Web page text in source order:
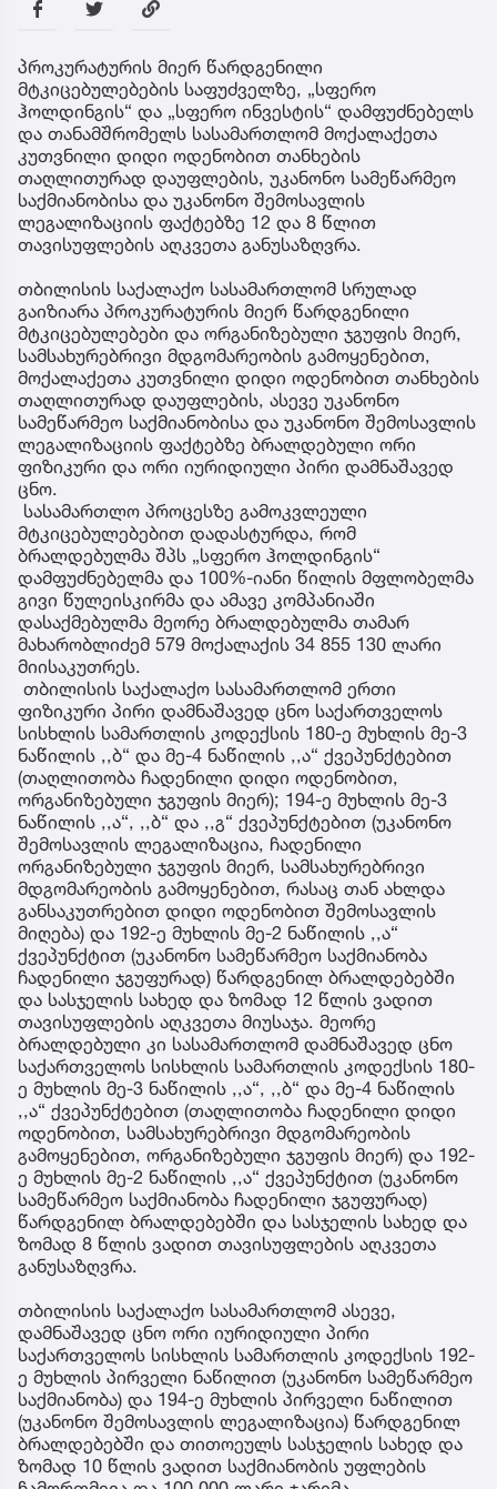
პროკურატურის მიერ წარდგენილი
მტკიცებულებების საფუძველზე, „სფერო
ჰოლდინგის“ და „სფერო ინვესტის“ დამფუძნებელს
და თანამშრომელს სასამართლომ მოქალაქეთა
კუთვნილი დიდი ოდენობით თანხების
თაღლითურად დაუფლების, უკანონო სამეწარმეო
საქმიანობისა და უკანონო შემოსავლის
ლეგალიზაციის ფაქტებზე 12 და 8 წლით
თავისუფლების აღკვეთა განუსაზღვრა.
თბილისის საქალაქო სასამართლომ სრულად
გაიზიარა პროკურატურის მიერ წარდგენილი
მტკიცებულებები და ორგანიზებული ჯგუფის მიერ,
სამსახურებრივი მდგომარეობის გამოყენებით,
მოქალაქეთა კუთვნილი დიდი ოდენობით თანხების
თაღლითურად დაუფლების, ასევე უკანონო
სამეწარმეო საქმიანობისა და უკანონო შემოსავლის
ლეგალიზაციის ფაქტებზე ბრალდებული ორი
ფიზიკური და ორი იურიდიული პირი დამნაშავედ
ცნო.
სასამართლო პროცესზე გამოკვლეული
მტკიცებულებებით დადასტურდა, რომ
ბრალდებულმა შპს „სფერო ჰოლდინგის“
დამფუძნებელმა და 100%-იანი წილის მფლობელმა
გივი წულეისკირმა და ამავე კომპანიაში
დასაქმებულმა მეორე ბრალდებულმა თამარ
მახარობლიძემ 579 მოქალაქის 34 855 130 ლარი
მიისაკუთრეს.
თბილისის საქალაქო სასამართლომ ერთი
ფიზიკური პირი დამნაშავედ ცნო საქართველოს
სისხლის სამართლის კოდექსის 180-ე მუხლის მე-3
ნაწილის ,,ბ“ და მე-4 ნაწილის ,,ა“ ქვეპუნქტებით
(თაღლითობა ჩადენილი დიდი ოდენობით,
ორგანიზებული ჯგუფის მიერ); 194-ე მუხლის მე-3
ნაწილის ,,ა“, ,,ბ“ და ,,გ“ ქვეპუნქტებით (უკანონო
შემოსავლის ლეგალიზაცია, ჩადენილი
ორგანიზებული ჯგუფის მიერ, სამსახურებრივი
მდგომარეობის გამოყენებით, რასაც თან ახლდა
განსაკუთრებით დიდი ოდენობით შემოსავლის
მიღება) და 192-ე მუხლის მე-2 ნაწილის ,,ა“
ქვეპუნქტით (უკანონო სამეწარმეო საქმიანობა
ჩადენილი ჯგუფურად) წარდგენილ ბრალდებებში
და სასჯელის სახედ და ზომად 12 წლის ვადით
თავისუფლების აღკვეთა მიუსაჯა. მეორე
ბრალდებული კი სასამართლომ დამნაშავედ ცნო
საქართველოს სისხლის სამართლის კოდექსის 180-
ე მუხლის მე-3 ნაწილის ,,ა“, ,,ბ“ და მე-4 ნაწილის
,,ა“ ქვეპუნქტებით (თაღლითობა ჩადენილი დიდი
ოდენობით, სამსახურებრივი მდგომარეობის
გამოყენებით, ორგანიზებული ჯგუფის მიერ) და 192-
ე მუხლის მე-2 ნაწილის ,,ა“ ქვეპუნქტით (უკანონო
სამეწარმეო საქმიანობა ჩადენილი ჯგუფურად)
წარდგენილ ბრალდებებში და სასჯელის სახედ და
ზომად 8 წლის ვადით თავისუფლების აღკვეთა
განუსაზღვრა.
თბილისის საქალაქო სასამართლომ ასევე,
დამნაშავედ ცნო ორი იურიდიული პირი
საქართველოს სისხლის სამართლის კოდექსის 192-
ე მუხლის პირველი ნაწილით (უკანონო სამეწარმეო
საქმიანობა) და 194-ე მუხლის პირველი ნაწილით
(უკანონო შემოსავლის ლეგალიზაცია) წარდგენილ
ბრალდებებში და თითოეულს სასჯელის სახედ და
ზომად 10 წლის ვადით საქმიანობის უფლების